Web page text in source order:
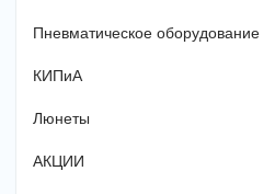
Пневматическое оборудование
КИПиА
Люнеты
АКЦИИ